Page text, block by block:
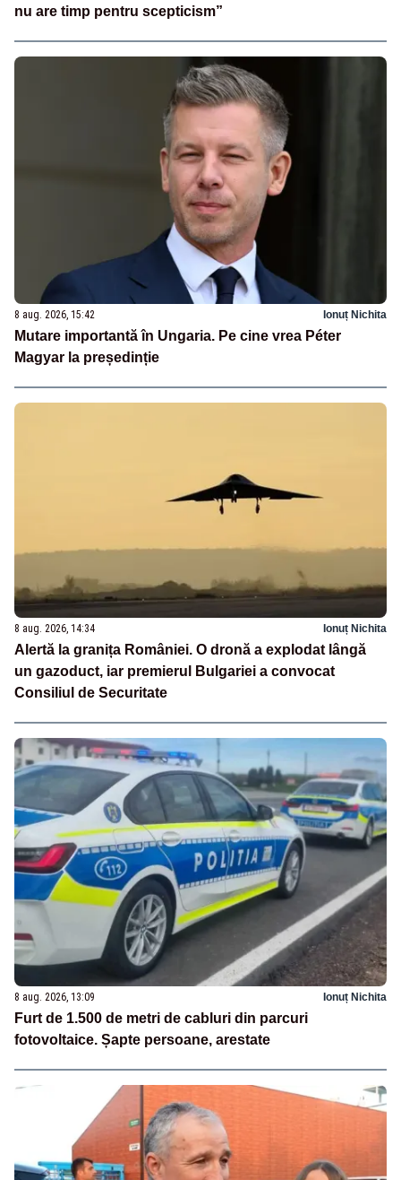
nu are timp pentru scepticism”
8 aug. 2026, 15:42 Ionuț Nichita
Mutare importantă în Ungaria. Pe cine vrea Péter
Magyar la președinție
8 aug. 2026, 14:34 Ionuț Nichita
Alertă la granița României. O dronă a explodat lângă
un gazoduct, iar premierul Bulgariei a convocat
Consiliul de Securitate
8 aug. 2026, 13:09 Ionuț Nichita
Furt de 1.500 de metri de cabluri din parcuri
fotovoltaice. Șapte persoane, arestate